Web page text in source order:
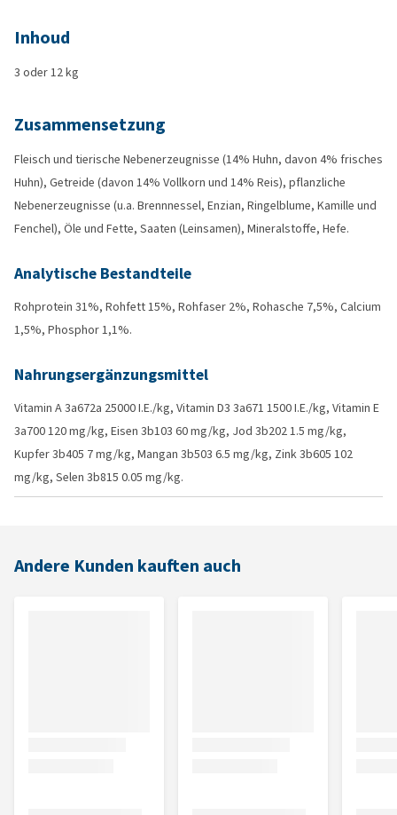
Inhoud
3 oder 12 kg
Zusammensetzung
Fleisch und tierische Nebenerzeugnisse (14% Huhn, davon 4% frisches
Huhn), Getreide (davon 14% Vollkorn und 14% Reis), pflanzliche
Nebenerzeugnisse (u.a. Brennnessel, Enzian, Ringelblume, Kamille und
Fenchel), Öle und Fette, Saaten (Leinsamen), Mineralstoffe, Hefe.
Analytische Bestandteile
Rohprotein 31%, Rohfett 15%, Rohfaser 2%, Rohasche 7,5%, Calcium
1,5%, Phosphor 1,1%.
Nahrungsergänzungsmittel
Vitamin A 3a672a 25000 I.E./kg, Vitamin D3 3a671 1500 I.E./kg, Vitamin E
3a700 120 mg/kg, Eisen 3b103 60 mg/kg, Jod 3b202 1.5 mg/kg,
Kupfer 3b405 7 mg/kg, Mangan 3b503 6.5 mg/kg, Zink 3b605 102
mg/kg, Selen 3b815 0.05 mg/kg.
Andere Kunden kauften auch